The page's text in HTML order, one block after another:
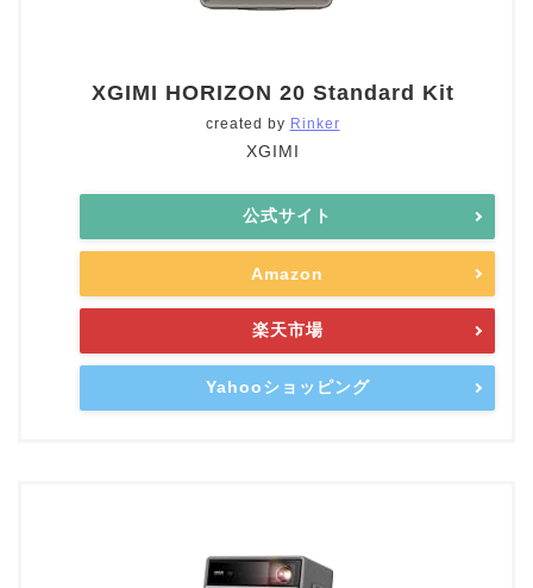
XGIMI HORIZON 20 Standard Kit
created by Rinker
XGIMI
公式サイト
Amazon
楽天市場
Yahooショッピング